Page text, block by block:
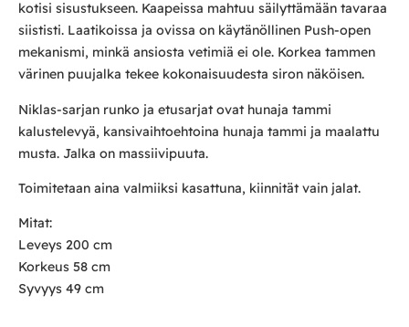
kotisi sisustukseen. Kaapeissa mahtuu säilyttämään tavaraa
siististi. Laatikoissa ja ovissa on käytänöllinen Push-open
mekanismi, minkä ansiosta vetimiä ei ole. Korkea tammen
värinen puujalka tekee kokonaisuudesta siron näköisen.
Niklas-sarjan runko ja etusarjat ovat hunaja tammi
kalustelevyä, kansivaihtoehtoina hunaja tammi ja maalattu
musta. Jalka on massiivipuuta.
Toimitetaan aina valmiiksi kasattuna, kiinnität vain jalat.
Mitat:
Leveys 200 cm
Korkeus 58 cm
Syvyys 49 cm